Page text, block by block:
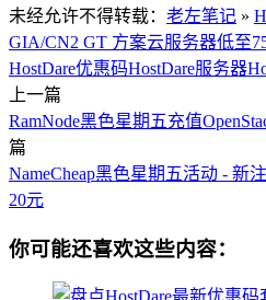
未经允许不得转载： 老左笔记 »
GIA/CN2 GT 方案云服务器低至
HostDare优惠码HostDare服务器
上一篇
RamNode黑色星期五充值
篇
NameCheap黑色星期五活动 - 新
20元
你可能还喜欢这些内容：